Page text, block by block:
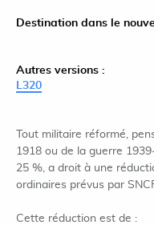
Destination dans le
Autres versions :
L320
Tout militaire réformé,
1918 ou de la guerre
25 %, a droit à une
ordinaires prévus par
Cette réduction est de :